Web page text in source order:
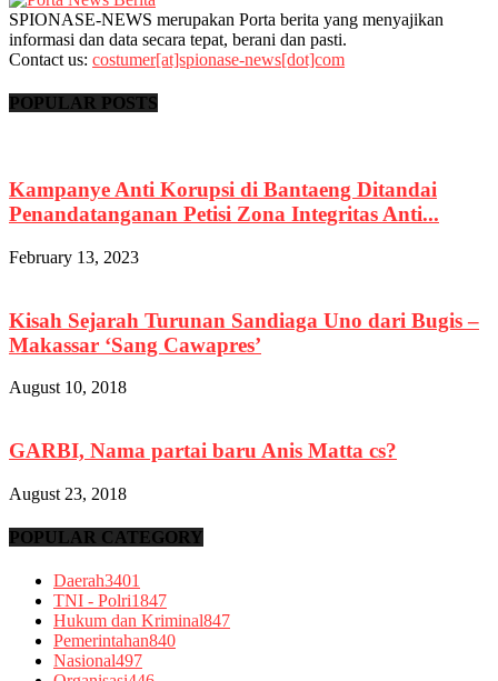
SPIONASE-NEWS merupakan Porta berita yang menyajikan
informasi dan data secara tepat, berani dan pasti.
Contact us: costumer[at]spionase-news[dot]com
POPULAR POSTS
Kampanye Anti Korupsi di Bantaeng Ditandai
Penandatanganan Petisi Zona Integritas Anti...
February 13, 2023
Kisah Sejarah Turunan Sandiaga Uno dari Bugis –
Makassar ‘Sang Cawapres’
August 10, 2018
GARBI, Nama partai baru Anis Matta cs?
August 23, 2018
POPULAR CATEGORY
Daerah3401
TNI - Polri1847
Hukum dan Kriminal847
Pemerintahan840
Nasional497